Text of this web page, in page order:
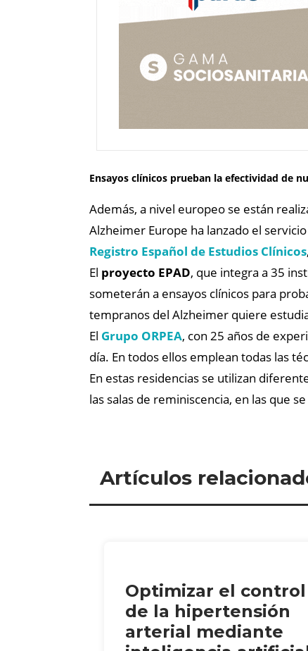
Ensayos clínicos prueban la efectividad de
Además, a nivel europeo se están
Alzheimer Europe ha lanzado el
Registro Español de Estudios Clínicos
El proyecto EPAD, que integra a 35
someterán a ensayos clínicos para
tempranos del Alzheimer quiere
El Grupo ORPEA, con 25 años de
día. En todos ellos emplean todas las
En estas residencias se utilizan
las salas de reminiscencia, en las que
Artículos
Optimizar el control
de la hipertensión
arterial mediante